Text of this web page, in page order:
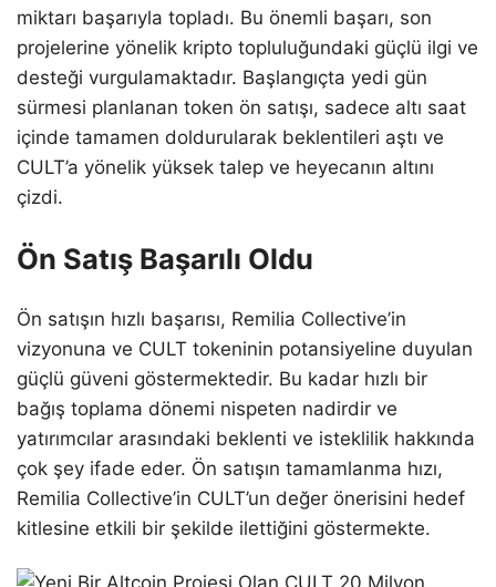
miktarı başarıyla topladı. Bu önemli başarı, son
projelerine yönelik kripto topluluğundaki güçlü ilgi ve
desteği vurgulamaktadır. Başlangıçta yedi gün
sürmesi planlanan token ön satışı, sadece altı saat
içinde tamamen doldurularak beklentileri aştı ve
CULT’a yönelik yüksek talep ve heyecanın altını
çizdi.
Ön Satış Başarılı Oldu
Ön satışın hızlı başarısı, Remilia Collective’in
vizyonuna ve CULT tokeninin potansiyeline duyulan
güçlü güveni göstermektedir. Bu kadar hızlı bir
bağış toplama dönemi nispeten nadirdir ve
yatırımcılar arasındaki beklenti ve isteklilik hakkında
çok şey ifade eder. Ön satışın tamamlanma hızı,
Remilia Collective’in CULT’un değer önerisini hedef
kitlesine etkili bir şekilde ilettiğini göstermekte.